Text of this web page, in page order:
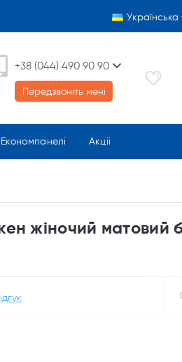
Українська
+38 (044) 490 90 90
Передзвоніть мені
Економпанелі Акціі
жіночий матовий